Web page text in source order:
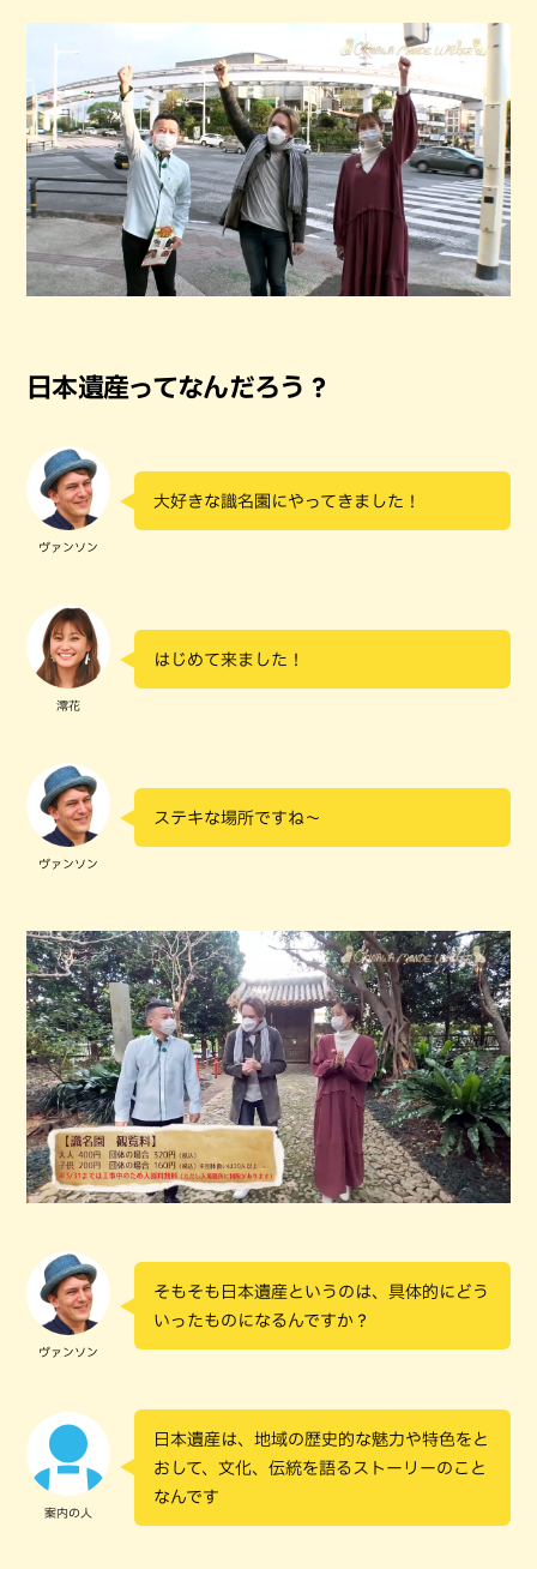
日本遺産ってなんだろう？
ヴァンソン
大好きな識名園にやってきました！
澪花
はじめて来ました！
ヴァンソン
ステキな場所ですね～
ヴァンソン
そもそも日本遺産というのは、具体的にどう
いったものになるんですか？
案内の人
日本遺産は、地域の歴史的な魅力や特色をと
おして、文化、伝統を語るストーリーのこと
なんです